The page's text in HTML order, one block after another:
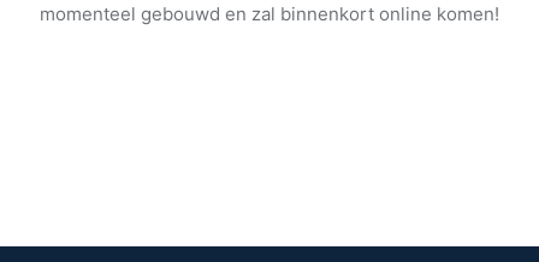
momenteel gebouwd en zal binnenkort online komen!